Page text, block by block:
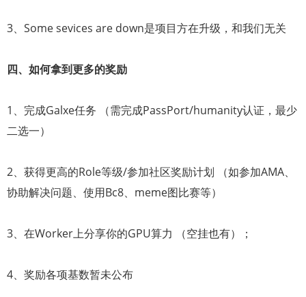
3、Some sevices are down是项目方在升级，和我们无关
四、如何拿到更多的奖励
1、完成Galxe任务 （需完成PassPort/humanity认证，最少
二选一）
2、获得更高的Role等级/参加社区奖励计划 （如参加AMA、
协助解决问题、使用Bc8、meme图比赛等）
3、在Worker上分享你的GPU算力 （空挂也有）；
4、奖励各项基数暂未公布